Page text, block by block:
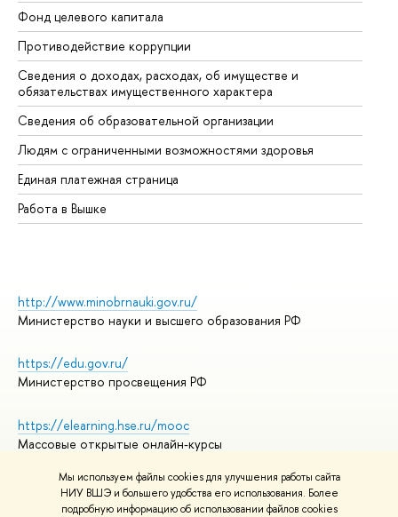
Мы используем файлы cookies для улучшения работы сайта
НИУ ВШЭ и большего удобства его использования. Более
подробную информацию об использовании файлов cookies
Фонд целевого капитала
Противодействие коррупции
Сведения о доходах, расходах, об имуществе и
обязательствах имущественного характера
Сведения об образовательной организации
Людям с ограниченными возможностями здоровья
Единая платежная страница
Работа в Вышке
http://www.minobrnauki.gov.ru/
Министерство науки и высшего образования РФ
https://edu.gov.ru/
Министерство просвещения РФ
https://elearning.hse.ru/mooc
Массовые открытые онлайн-курсы
© НИУ ВШЭ 1993–2026 Адреса и контакты